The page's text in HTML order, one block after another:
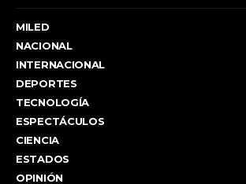
MILED
NACIONAL
INTERNACIONAL
DEPORTES
TECNOLOGÍA
ESPECTÁCULOS
CIENCIA
ESTADOS
OPINIÓN